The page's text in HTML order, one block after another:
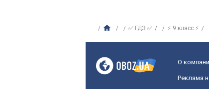
✅ ГДЗ ✅ ⚡ 9 класс ⚡
О
Реклама